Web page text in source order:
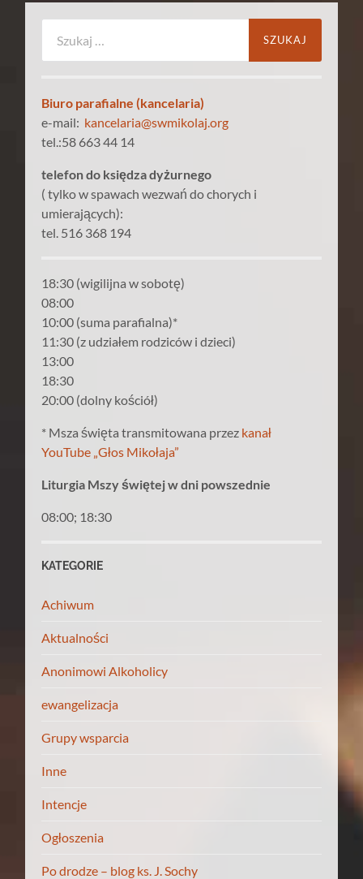
Biuro parafialne (kancelaria)
e-mail: kancelaria@swmikolaj.org
tel.:58 663 44 14
telefon do księdza dyżurnego
( tylko w spawach wezwań do chorych i
umierających):
tel. 516 368 194
18:30 (wigilijna w sobotę)
08:00
10:00 (suma parafialna)*
11:30 (z udziałem rodziców i dzieci)
13:00
18:30
20:00 (dolny kościół)
* Msza święta transmitowana przez kanał
YouTube „Głos Mikołaja”
Liturgia Mszy świętej w dni powszednie
08:00; 18:30
KATEGORIE
Achiwum
Aktualności
Anonimowi Alkoholicy
ewangelizacja
Grupy wsparcia
Inne
Intencje
Ogłoszenia
Po drodze – blog ks. J. Sochy